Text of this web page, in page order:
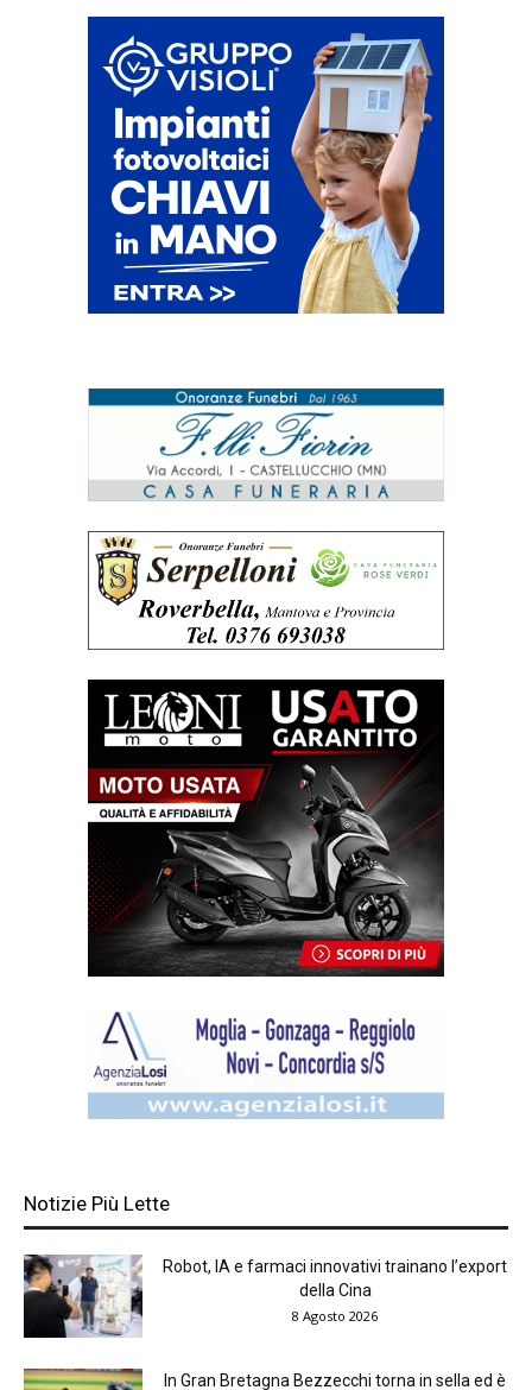
Notizie Più Lette
Robot, IA e farmaci innovativi trainano l’export
della Cina
8 Agosto 2026
In Gran Bretagna Bezzecchi torna in sella ed è